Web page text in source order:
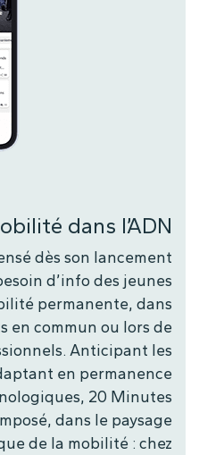
dans l’ADN
dès son lancement
d’info des jeunes
permanente, dans
en commun ou lors de
Anticipant les
en permanence
20 Minutes
dans le paysage
de la mobilité : chez